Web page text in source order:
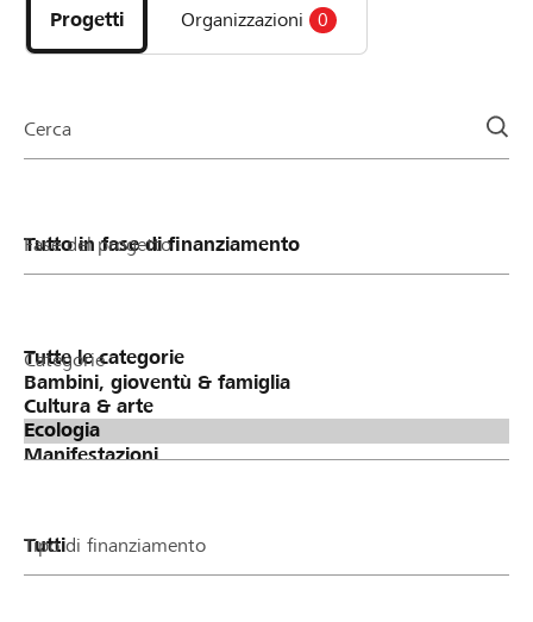
progetti
e
della
Progetti Organizzazioni 0
Cerca
Fase del progetto
Categorie
Tipo di finanziamento